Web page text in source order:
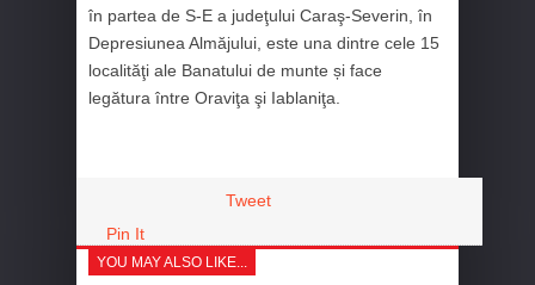
în partea de S-E a judeţului Caraş-Severin, în
Depresiunea Almăjului, este una dintre cele 15
localităţi ale Banatului de munte și face
legătura între Oraviţa şi Iablaniţa.
Tweet
Pin It
YOU MAY ALSO LIKE...